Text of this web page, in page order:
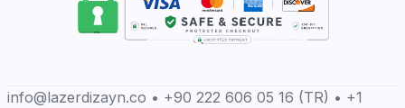
info@lazerdizayn.co • +90 222 606 05 16 (TR) • +1